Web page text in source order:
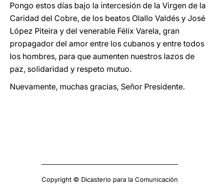
Pongo estos días bajo la intercesión de la Virgen de la
Caridad del Cobre, de los beatos Olallo Valdés y José
López Piteira y del venerable Félix Varela, gran
propagador del amor entre los cubanos y entre todos
los hombres, para que aumenten nuestros lazos de
paz, solidaridad y respeto mutuo.
Nuevamente, muchas gracias, Señor Presidente.
Copyright © Dicasterio para la Comunicación